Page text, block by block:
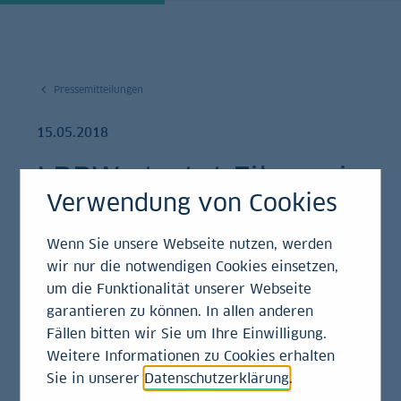
Pressemitteilungen
15.05.2018
LBBW startet Filmserie
über Deutschlands
große Unternehmer
Pressemitteilung
Kampagne
Verwendung von Cookies
Wenn Sie unsere Webseite nutzen, werden
wir nur die notwendigen Cookies einsetzen,
um die Funktionalität unserer Webseite
garantieren zu können. In allen anderen
Fällen bitten wir Sie um Ihre Einwilligung.
Weitere Informationen zu Cookies erhalten
Sie in unserer Datenschutzerklärung.